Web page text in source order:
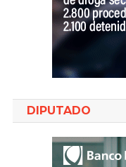
DIPUTADO